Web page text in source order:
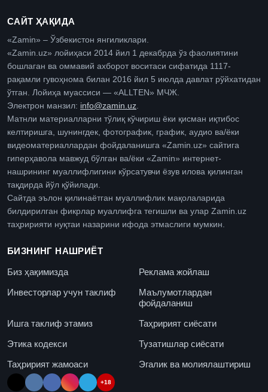
САЙТ ҲАҚИДА
«Zamin» – Ўзбекистон янгиликлари.
«Zamin.uz» лойиҳаси 2014 йил 1 декабрда ўз фаолиятини
бошлаган ва оммавий ахборот воситаси сифатида 1117-
рақамли гувоҳнома билан 2016 йил 5 июлда давлат рўйхатидан
ўтган. Лойиҳа муассиси — «ALLTEN» МЧЖ.
Электрон манзил: info@zamin.uz
Матнли материалларни тўлиқ кўчириш ёки қисман иқтибос
келтиришга, шунингдек, фотографик, график, аудио ва/ёки
видеоматериаллардан фойдаланишга «Zamin.uz» сайтига
гиперҳавола мавжуд бўлган ва/ёки «Zamin» интернет-
нашрининг муаллифлигини кўрсатувчи ёзув илова қилинган
тақдирда йўл қўйилади.
Сайтда эълон қилинаётган муаллифлик мақолаларида
билдирилган фикрлар муаллифга тегишли ва улар Zamin.uz
таҳририяти нуқтаи назарини ифода этмаслиги мумкин.
БИЗНИНГ НАШРИЁТ
Биз ҳақимизда
Реклама жойлаш
Инвесторлар учун таклиф
Маълумотлардан
фойдаланиш
Ишга таклиф этамиз
Таҳририят сиёсати
Этика кодекси
Тузатишлар сиёсати
Таҳририят жамоаси
Эгалик ва молиялаштириш
+18